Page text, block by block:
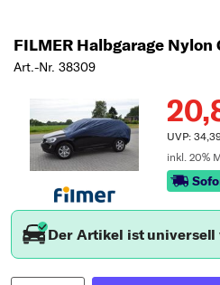
FILMER Halbgarage Nylon
Art.-Nr. 38309
UVP:
inkl. 20%
Der Artikel ist universell